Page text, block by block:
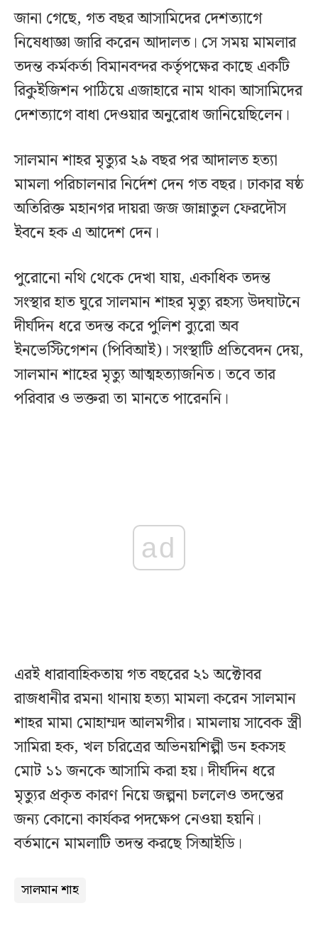
জানা গেছে, গত বছর আসামিদের দেশত্যাগে
নিষেধাজ্ঞা জারি করেন আদালত। সে সময় মামলার
তদন্ত কর্মকর্তা বিমানবন্দর কর্তৃপক্ষের কাছে একটি
রিকুইজিশন পাঠিয়ে এজাহারে নাম থাকা আসামিদের
দেশত্যাগে বাধা দেওয়ার অনুরোধ জানিয়েছিলেন।
সালমান শাহর মৃত্যুর ২৯ বছর পর আদালত হত্যা
মামলা পরিচালনার নির্দেশ দেন গত বছর। ঢাকার ষষ্ঠ
অতিরিক্ত মহানগর দায়রা জজ জান্নাতুল ফেরদৌস
ইবনে হক এ আদেশ দেন।
পুরোনো নথি থেকে দেখা যায়, একাধিক তদন্ত
সংস্থার হাত ঘুরে সালমান শাহর মৃত্যু রহস্য উদঘাটনে
দীর্ঘদিন ধরে তদন্ত করে পুলিশ ব্যুরো অব
ইনভেস্টিগেশন (পিবিআই)। সংস্থাটি প্রতিবেদন দেয়,
সালমান শাহের মৃত্যু আত্মহত্যাজনিত। তবে তার
পরিবার ও ভক্তরা তা মানতে পারেননি।
ad
এরই ধারাবাহিকতায় গত বছরের ২১ অক্টোবর
রাজধানীর রমনা থানায় হত্যা মামলা করেন সালমান
শাহর মামা মোহাম্মদ আলমগীর। মামলায় সাবেক স্ত্রী
সামিরা হক, খল চরিত্রের অভিনয়শিল্পী ডন হকসহ
মোট ১১ জনকে আসামি করা হয়। দীর্ঘদিন ধরে
মৃত্যুর প্রকৃত কারণ নিয়ে জল্পনা চললেও তদন্তের
জন্য কোনো কার্যকর পদক্ষেপ নেওয়া হয়নি।
বর্তমানে মামলাটি তদন্ত করছে সিআইডি।
সালমান শাহ